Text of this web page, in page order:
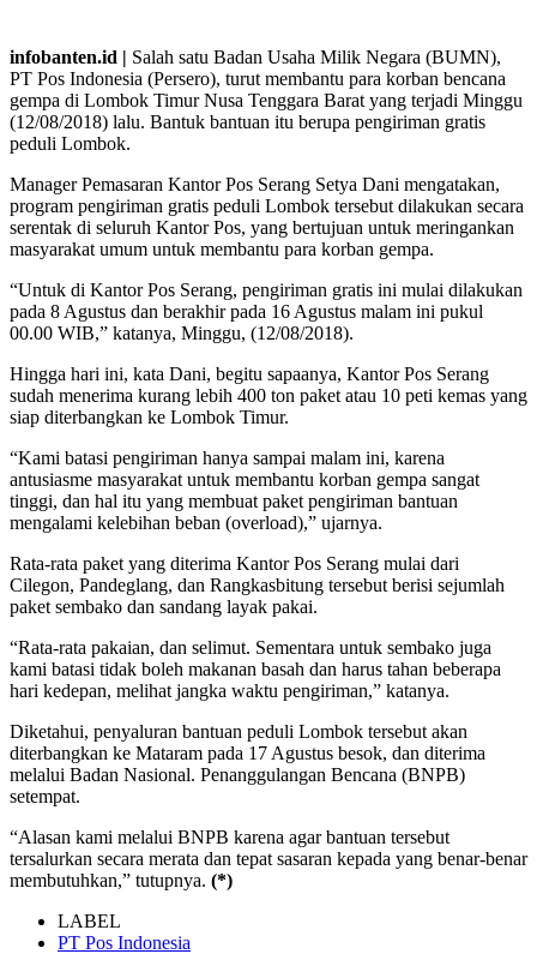
infobanten.id | Salah satu Badan Usaha Milik Negara (BUMN),
PT Pos Indonesia (Persero), turut membantu para korban bencana
gempa di Lombok Timur Nusa Tenggara Barat yang terjadi Minggu
(12/08/2018) lalu. Bantuk bantuan itu berupa pengiriman gratis
peduli Lombok.
Manager Pemasaran Kantor Pos Serang Setya Dani mengatakan,
program pengiriman gratis peduli Lombok tersebut dilakukan secara
serentak di seluruh Kantor Pos, yang bertujuan untuk meringankan
masyarakat umum untuk membantu para korban gempa.
“Untuk di Kantor Pos Serang, pengiriman gratis ini mulai dilakukan
pada 8 Agustus dan berakhir pada 16 Agustus malam ini pukul
00.00 WIB,” katanya, Minggu, (12/08/2018).
Hingga hari ini, kata Dani, begitu sapaanya, Kantor Pos Serang
sudah menerima kurang lebih 400 ton paket atau 10 peti kemas yang
siap diterbangkan ke Lombok Timur.
“Kami batasi pengiriman hanya sampai malam ini, karena
antusiasme masyarakat untuk membantu korban gempa sangat
tinggi, dan hal itu yang membuat paket pengiriman bantuan
mengalami kelebihan beban (overload),” ujarnya.
Rata-rata paket yang diterima Kantor Pos Serang mulai dari
Cilegon, Pandeglang, dan Rangkasbitung tersebut berisi sejumlah
paket sembako dan sandang layak pakai.
“Rata-rata pakaian, dan selimut. Sementara untuk sembako juga
kami batasi tidak boleh makanan basah dan harus tahan beberapa
hari kedepan, melihat jangka waktu pengiriman,” katanya.
Diketahui, penyaluran bantuan peduli Lombok tersebut akan
diterbangkan ke Mataram pada 17 Agustus besok, dan diterima
melalui Badan Nasional. Penanggulangan Bencana (BNPB)
setempat.
“Alasan kami melalui BNPB karena agar bantuan tersebut
tersalurkan secara merata dan tepat sasaran kepada yang benar-benar
membutuhkan,” tutupnya. (*)
LABEL
PT Pos Indonesia